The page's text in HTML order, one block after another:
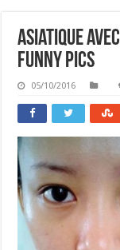
Asiatique
Funny Pics
05/10/2016